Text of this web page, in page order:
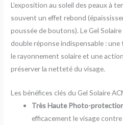
L’exposition au soleil des peaux à
souvent un effet rebond
poussée de boutons). Le Gel
double réponse indispensable :
le rayonnement solaire et une
préserver la netteté du visage.
Les bénéfices clés du Gel Solaire
Très Haute Photo-
efficacement le visage